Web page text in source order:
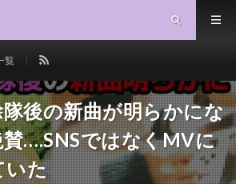
覧
後の新曲が明らかにな
….SNSではなくMVに
いた